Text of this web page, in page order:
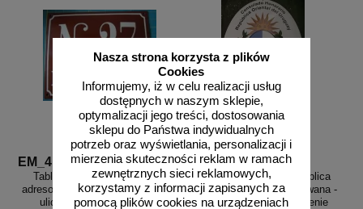
Nasza strona korzysta z plików
Cookies
Informujemy, iż w celu realizacji usług
dostępnych w naszym sklepie,
optymalizacji jego treści, dostosowania
sklepu do Państwa indywidualnych
potrzeb oraz wyświetlania, personalizacji i
mierzenia skuteczności reklam w ramach
zewnętrznych sieci reklamowych,
korzystamy z informacji zapisanych za
pomocą plików cookies na urządzeniach
EM_4
Tablica hipoteczna tabliczka
adresowa - numer domu budynku
ulicy - blacha emaliowana
EM_herb
Zamów - Herb, godło, tablica
tabliczka - blacha emaliowana -
wg projektu, na zamówienie